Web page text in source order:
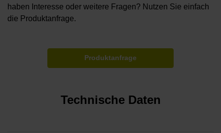
haben Interesse oder weitere Fragen? Nutzen Sie einfach
die Produktanfrage.
Produktanfrage
Technische Daten